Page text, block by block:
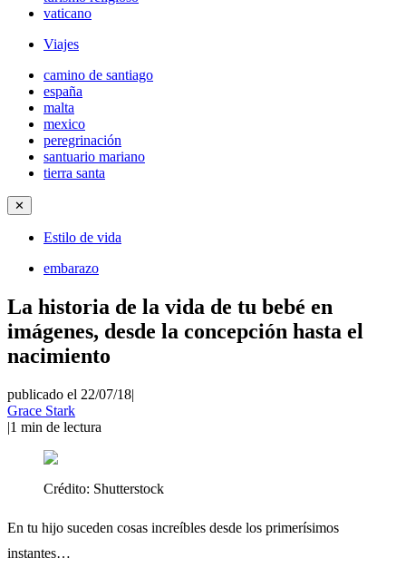
vaticano
Viajes
camino de santiago
españa
malta
mexico
peregrinación
santuario mariano
tierra santa
✕
Estilo de vida
embarazo
La historia de la vida de tu bebé en
imágenes, desde la concepción hasta el
nacimiento
publicado el 22/07/18|
Grace Stark
|1 min de lectura
Crédito: Shutterstock
En tu hijo suceden cosas increíbles desde los primerísimos
instantes…